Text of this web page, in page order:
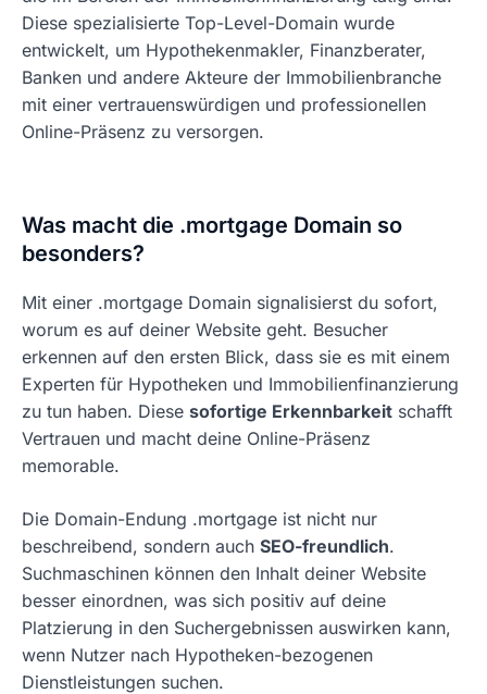
Diese spezialisierte Top-Level-Domain wurde
entwickelt, um Hypothekenmakler, Finanzberater,
Banken und andere Akteure der Immobilienbranche
mit einer vertrauenswürdigen und professionellen
Online-Präsenz zu versorgen.
Was macht die .mortgage Domain so
besonders?
Mit einer .mortgage Domain signalisierst du sofort,
worum es auf deiner Website geht. Besucher
erkennen auf den ersten Blick, dass sie es mit einem
Experten für Hypotheken und Immobilienfinanzierung
zu tun haben. Diese sofortige Erkennbarkeit schafft
Vertrauen und macht deine Online-Präsenz
memorable.
Die Domain-Endung .mortgage ist nicht nur
beschreibend, sondern auch SEO-freundlich.
Suchmaschinen können den Inhalt deiner Website
besser einordnen, was sich positiv auf deine
Platzierung in den Suchergebnissen auswirken kann,
wenn Nutzer nach Hypotheken-bezogenen
Dienstleistungen suchen.